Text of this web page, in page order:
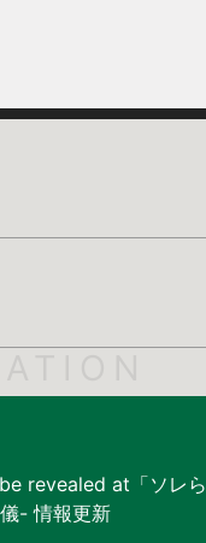
revealed at「ソレら
- 情報更新